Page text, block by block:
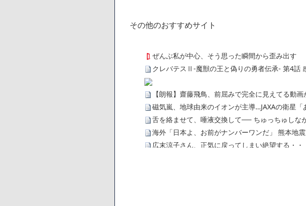
その他のおすすめサイト
ぜんぶ私が中心、そう思った瞬間から歪み出す
クレバテスⅡ-魔獣の王と偽りの勇者伝承- 第4話
【朗報】齋藤飛鳥、前屈みで完全に見えてる動
磁気嵐、地球由来のイオンが主導…JAXAの衛星「
舌を絡ませて、唾液交換して── ちゅっちゅしな
海外「日本よ、お前がナンバーワンだ」 熊本地
広末涼子さん、正気に戻ってしまい絶望する・
【画像】さくまあきら「桃鉄の赤マスは実際に